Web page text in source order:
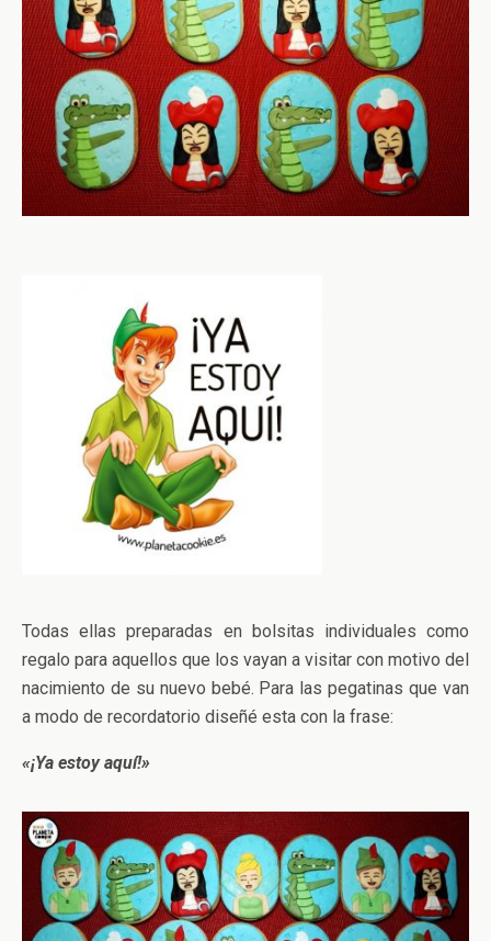
Todas ellas preparadas en bolsitas individuales como
regalo para aquellos que los vayan a visitar con motivo del
nacimiento de su nuevo bebé. Para las pegatinas que van
a modo de recordatorio diseñé esta con la frase:
«¡Ya estoy aquí!»